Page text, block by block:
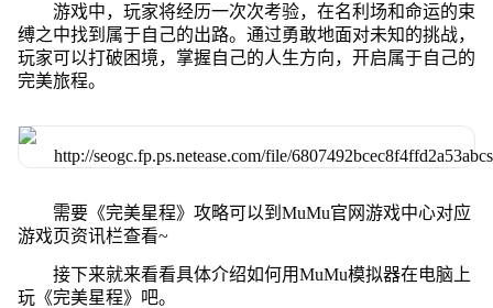
游戏中，玩家将经历一次次考验，在名利场和命运的束
缚之中找到属于自己的出路。通过勇敢地面对未知的挑战，
玩家可以打破困境，掌握自己的人生方向，开启属于自己的
完美旅程。
需要《完美星程》攻略可以到MuMu官网游戏中心对应
游戏页资讯栏查看~
接下来就来看看具体介绍如何用MuMu模拟器在电脑上
玩《完美星程》吧。